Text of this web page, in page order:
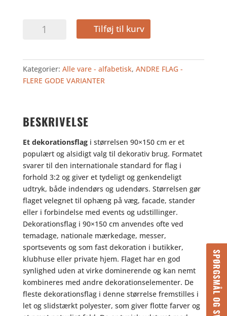
SPØRGSMÅL OG SVAR
JAPAN
antal
Tilføj til kurv
Kategorier: Alle vare - alfabetisk, ANDRE FLAG -
FLERE GODE VARIANTER
BESKRIVELSE
Et dekorationsflagi størrelsen 90×150 cm er et
populært og alsidigt valg til dekorativ brug. Formatet
svarer til den internationale standard for flag i
forhold 3:2 og giver et tydeligt og genkendeligt
udtryk, både indendørs og udendørs. Størrelsen gør
flaget velegnet til ophæng på væg, facade, stander
eller i forbindelse med events og udstillinger.
Dekorationsflag i 90×150 cm anvendes ofte ved
temadage, nationale mærkedage, messer,
sportsevents og som fast dekoration i butikker,
klubhuse eller private hjem. Flaget har en god
synlighed uden at virke dominerende og kan nemt
kombineres med andre dekorationselementer. De
fleste dekorationsflag i denne størrelse fremstilles i
let og slidstærkt polyester, som giver flotte farver og